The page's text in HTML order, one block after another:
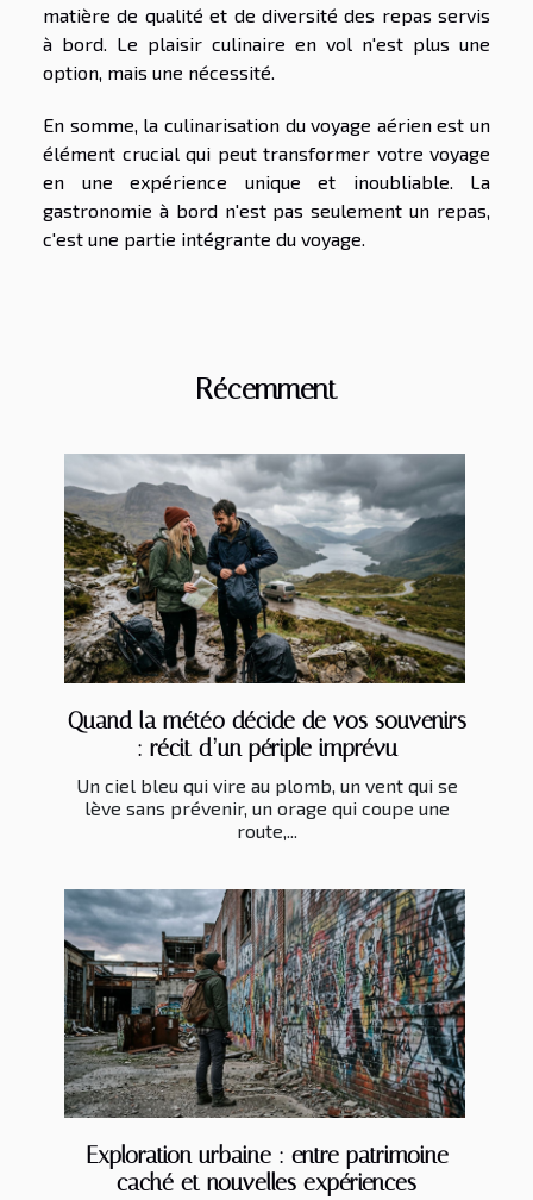
matière de qualité et de diversité des repas servis
à bord. Le plaisir culinaire en vol n'est plus une
option, mais une nécessité.
En somme, la culinarisation du voyage aérien est un
élément crucial qui peut transformer votre voyage
en une expérience unique et inoubliable. La
gastronomie à bord n'est pas seulement un repas,
c'est une partie intégrante du voyage.
Récemment
Quand la météo décide de vos souvenirs
: récit d’un périple imprévu
Un ciel bleu qui vire au plomb, un vent qui se
lève sans prévenir, un orage qui coupe une
route,...
Exploration urbaine : entre patrimoine
caché et nouvelles expériences